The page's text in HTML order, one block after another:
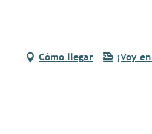
Cómo llegar ¡Voy